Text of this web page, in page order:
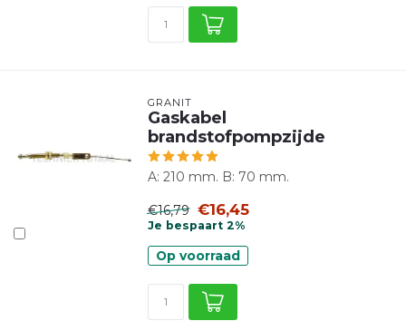
GRANIT
Gaskabel
brandstofpompzijde
A: 210 mm. B: 70 mm.
€16,79 €16,45
Je bespaart 2%
Op voorraad